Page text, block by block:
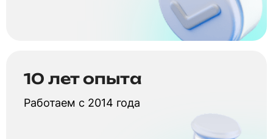
10 лет опыта
Работаем с 2014 года